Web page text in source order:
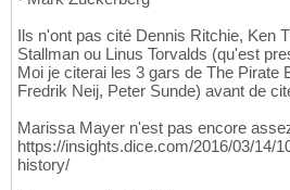
Ils n'ont pas cité Dennis Ritchie, Ken
Stallman ou Linus Torvalds (qu'est
Moi je citerai les 3 gars de The Pirate
Fredrik Neij, Peter Sunde) avant de
Marissa Mayer n'est pas encore
https://insights.dice.com/2016/03/14/
history/